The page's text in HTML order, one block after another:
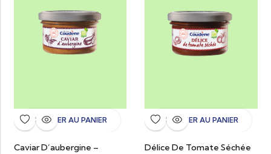
AJOUTER AU PANIER
Caviar D’aubergine –
AJOUTER AU PANIER
Délice De Tomate Séchée